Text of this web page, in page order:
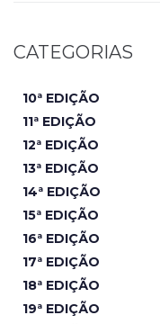
CATEGORIAS
10ª EDIÇÃO
11ª EDIÇÃO
12ª EDIÇÃO
13ª EDIÇÃO
14ª EDIÇÃO
15ª EDIÇÃO
16ª EDIÇÃO
17ª EDIÇÃO
18ª EDIÇÃO
19ª EDIÇÃO